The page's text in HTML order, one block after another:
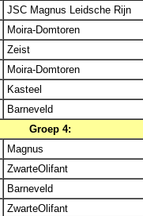
JSC Magnus Leidsche Rijn
Moira-Domtoren
Zeist
Moira-Domtoren
Kasteel
Barneveld
Groep 4:
Magnus
ZwarteOlifant
Barneveld
ZwarteOlifant